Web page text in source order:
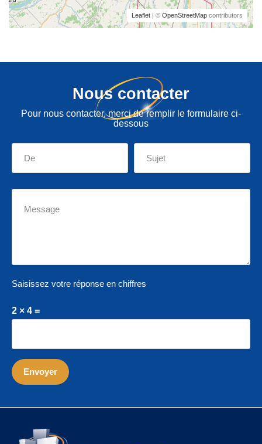
Leaflet | © OpenStreetMap contributors
Nous contacter
Pour nous contacter, merci de remplir le formulaire ci-
dessous
Saisissez votre réponse en chiffres
2 × 4 =